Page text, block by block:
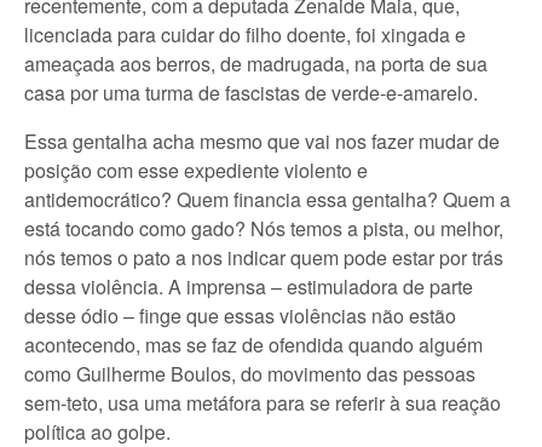
licenciada para cuidar do filho doente, foi xingada e
ameaçada aos berros, de madrugada, na porta de sua
casa por uma turma de fascistas de verde-e-amarelo.
Essa gentalha acha mesmo que vai nos fazer mudar de
posição com esse expediente violento e
antidemocrático? Quem financia essa gentalha? Quem a
está tocando como gado? Nós temos a pista, ou melhor,
nós temos o pato a nos indicar quem pode estar por trás
dessa violência. A imprensa – estimuladora de parte
desse ódio – finge que essas violências não estão
acontecendo, mas se faz de ofendida quando alguém
como Guilherme Boulos, do movimento das pessoas
sem-teto, usa uma metáfora para se referir à sua reação
política ao golpe.